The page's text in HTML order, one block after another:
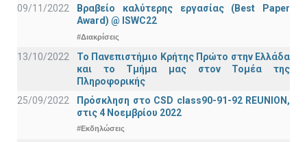
09/11/2022
Βραβείο καλύτερης εργασίας (Best Paper
Award) @ ISWC22
#Διακρίσεις
13/10/2022
Το Πανεπιστήμιο Κρήτης Πρώτο στην Ελλάδα
και το Τμήμα μας στον Τομέα της
Πληροφορικής
25/09/2022
Πρόσκληση στο CSD class90-91-92 REUNION,
στις 4 Νοεμβρίου 2022
#Εκδηλώσεις